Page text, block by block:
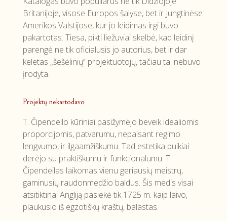
Britanijoje, visose Europos šalyse, bet ir Jungtinėse
Amerikos Valstijose, kur jo leidimas irgi buvo
pakartotas. Tiesa, pikti liežuviai skelbė, kad leidinį
parengė ne tik oficialusis jo autorius, bet ir dar
keletas „šešėlinių“ projektuotojų, tačiau tai nebuvo
įrodyta.
Projektų nekartodavo
T. Čipendeilo kūriniai pasižymėjo beveik idealiomis
proporcijomis, patvarumu, nepaisant regimo
lengvumo, ir ilgaamžiškumu. Tad estetika puikiai
derėjo su praktiškumu ir funkcionalumu. T.
Čipendeilas laikomas vienu geriausių meistrų,
gaminusių raudonmedžio baldus. Šis medis visai
atsitiktinai Angliją pasiekė tik 1725 m. kaip laivo,
plaukusio iš egzotiškų kraštų, balastas.